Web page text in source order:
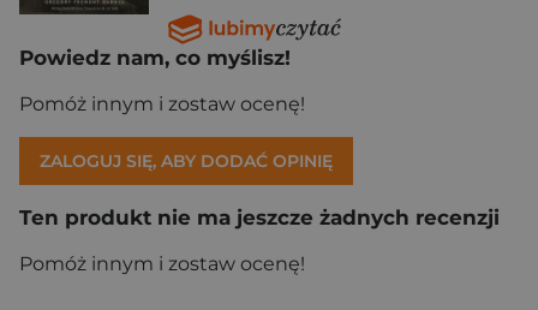
Powiedz nam, co myślisz!
Pomóż innym i zostaw ocenę!
ZALOGUJ SIĘ, ABY DODAĆ OPINIĘ
Ten produkt nie ma jeszcze żadnych recenzji
Pomóż innym i zostaw ocenę!